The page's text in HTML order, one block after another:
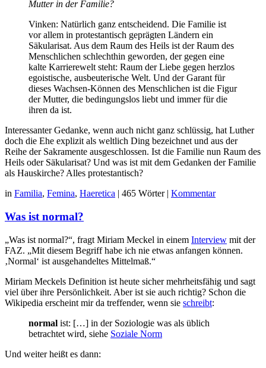
Mutter in der Familie?
Vinken: Natürlich ganz entscheidend. Die Familie ist
vor allem in protestantisch geprägten Ländern ein
Säkularisat. Aus dem Raum des Heils ist der Raum des
Menschlichen schlechthin geworden, der gegen eine
kalte Karrierewelt steht: Raum der Liebe gegen herzlos
egoistische, ausbeuterische Welt. Und der Garant für
dieses Wachsen-Können des Menschlichen ist die Figur
der Mutter, die bedingungslos liebt und immer für die
ihren da ist.
Interessanter Gedanke, wenn auch nicht ganz schlüssig, hat Luther
doch die Ehe explizit als weltlich Ding bezeichnet und aus der
Reihe der Sakramente ausgeschlossen. Ist die Familie nun Raum des
Heils oder Säkularisat? Und was ist mit dem Gedanken der Familie
als Hauskirche? Alles protestantisch?
in Familia, Femina, Haeretica 465 Wörter Kommentar
Was ist normal?
„Was ist normal?“, fragt Miriam Meckel in einem Interview mit der
FAZ. „Mit diesem Begriff habe ich nie etwas anfangen können.
‚Normal‘ ist ausgehandeltes Mittelmaß.“
Miriam Meckels Definition ist heute sicher mehrheitsfähig und sagt
viel über ihre Persönlichkeit. Aber ist sie auch richtig? Schon die
Wikipedia erscheint mir da treffender, wenn sie schreibt:
normal ist: […] in der Soziologie was als üblich
betrachtet wird, siehe Soziale Norm
Und weiter heißt es dann: